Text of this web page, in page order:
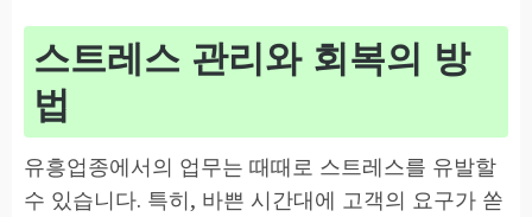
스트레스 관리와 회복의 방
법
유흥업종에서의 업무는 때때로 스트레스를 유발할
수 있습니다. 특히, 바쁜 시간대에 고객의 요구가 쏟